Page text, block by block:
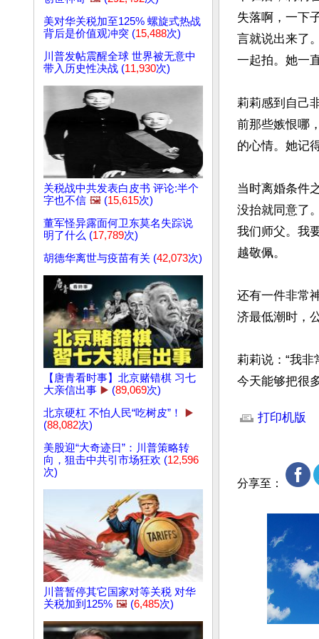
美对华关税加至125% 螺旋式热战
背后是价值观冲突 (15,488次)
川普发帖震醒全球 世界被无意中
带入历史性决战 (11,930次)
关税战中共发表白皮书 评论:半个
字也不信 🖼️ (15,615次)
董军怪异露面何卫东莫名失踪说
明了什么 (17,789次)
胡德华离世与疫苗有关 (42,073次)
【唐青看时事】北京赌错棋 习七
大亲信出事 ▶️ (89,069次)
北京硬杠 不怕人民“吃树皮”！
▶️
(88,082次)
美股迎“大奇迹日”：川普策略转
向，狙击中共引市场狂欢 (12,596
次)
川普暂停其它国家对等关税 对华
关税加到125% 🖼️ (6,485次)
失落啊，一下
言就说出来了
一起拍。她一
莉莉感到自己
前那些嫉恨哪
的心情。她记
当时离婚条件
没抬就同意了
我们师父。我
越敬佩。
还有一件非常
济最低潮时，
莉莉说：“我
今天能够把很
打印机版
分享至：